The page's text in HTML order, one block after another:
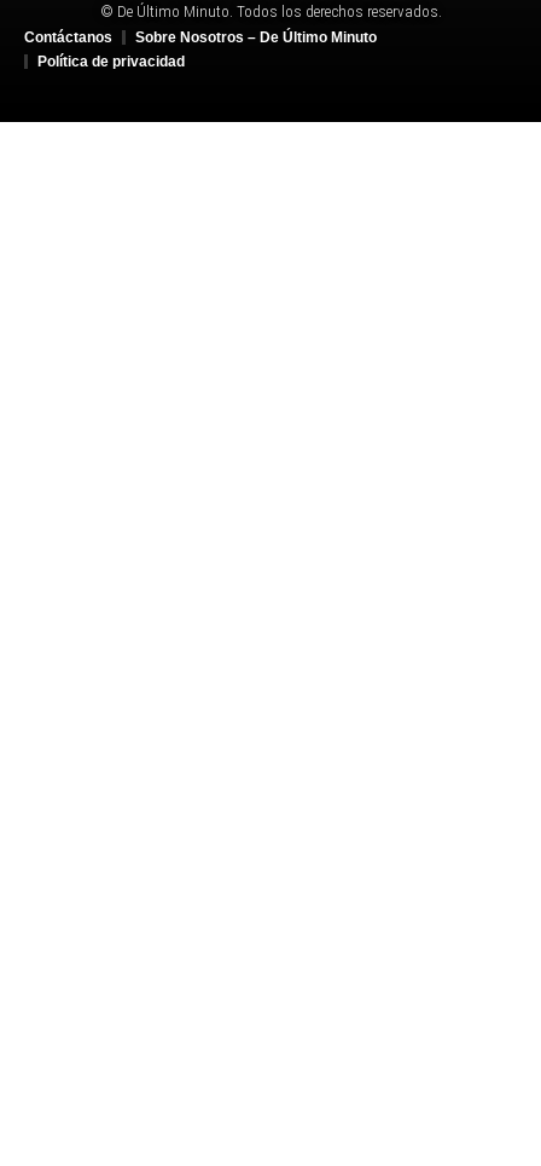
© De Último Minuto. Todos los derechos reservados.
Contáctanos
Sobre Nosotros – De Último Minuto
Política de privacidad